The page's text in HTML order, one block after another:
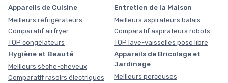
Appareils de Cuisine
Meilleurs réfrigérateurs
Comparatif airfryer
TOP congélateurs
Entretien de la Maison
Meilleurs aspirateurs balais
Comparatif aspirateurs robots
TOP lave-vaisselles pose libre
Hygiène et Beauté
Meilleurs sèche-cheveux
Comparatif rasoirs électriques
Appareils de Bricolage et
Jardinage
Meilleurs perceuses